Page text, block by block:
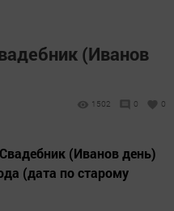
(Иванов
1502 0 0
(Иванов день)
(дата по старому